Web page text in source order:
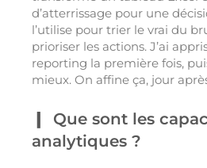
d’atterrissage pour une
l’utilise pour trier le vrai du
prioriser les actions. J’ai
reporting la première fois,
mieux. On affine ça, jour
Que sont les
analytiques ?